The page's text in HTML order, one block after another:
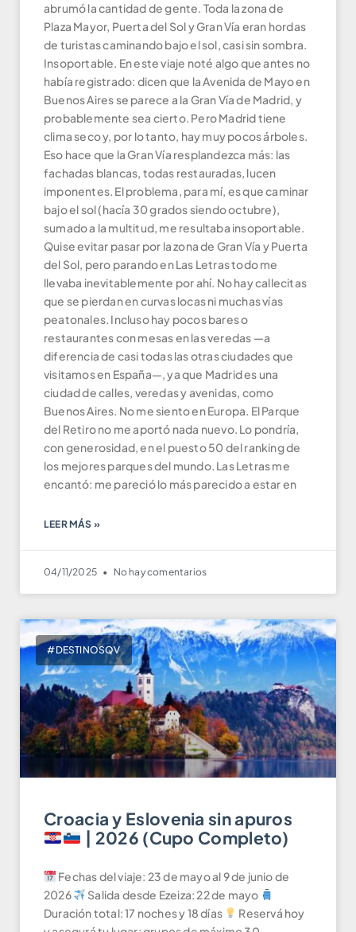
abrumó la cantidad de gente. Toda la zona de
Plaza Mayor, Puerta del Sol y Gran Vía eran hordas
de turistas caminando bajo el sol, casi sin sombra.
Insoportable. En este viaje noté algo que antes no
había registrado: dicen que la Avenida de Mayo en
Buenos Aires se parece a la Gran Vía de Madrid, y
probablemente sea cierto. Pero Madrid tiene
clima seco y, por lo tanto, hay muy pocos árboles.
Eso hace que la Gran Vía resplandezca más: las
fachadas blancas, todas restauradas, lucen
imponentes. El problema, para mí, es que caminar
bajo el sol (hacía 30 grados siendo octubre),
sumado a la multitud, me resultaba insoportable.
Quise evitar pasar por la zona de Gran Vía y Puerta
del Sol, pero parando en Las Letras todo me
llevaba inevitablemente por ahí. No hay callecitas
que se pierdan en curvas locas ni muchas vías
peatonales. Incluso hay pocos bares o
restaurantes con mesas en las veredas —a
diferencia de casi todas las otras ciudades que
visitamos en España—, ya que Madrid es una
ciudad de calles, veredas y avenidas, como
Buenos Aires. No me siento en Europa. El Parque
del Retiro no me aportó nada nuevo. Lo pondría,
con generosidad, en el puesto 50 del ranking de
los mejores parques del mundo. Las Letras me
encantó: me pareció lo más parecido a estar en
LEER MÁS »
04/11/2025 No hay comentarios
#DESTINOSQV
Croacia y Eslovenia sin apuros
| 2026 (Cupo Completo)
Fechas del viaje: 23 de mayo al 9 de junio de
2026
Salida desde Ezeiza: 22 de mayo
Duración total: 17 noches y 18 días
Reservá hoy